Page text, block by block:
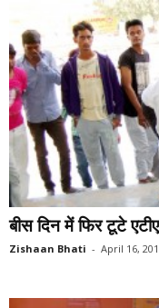
बीस दिन में फिर टूटे
Zishaan Bhati - April 16,